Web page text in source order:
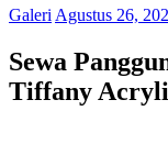
Galeri Agustus 26,
Sewa
Tiffany